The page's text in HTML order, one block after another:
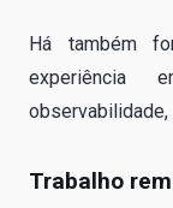
Há também
experiência
observabilidade,
Trabalho